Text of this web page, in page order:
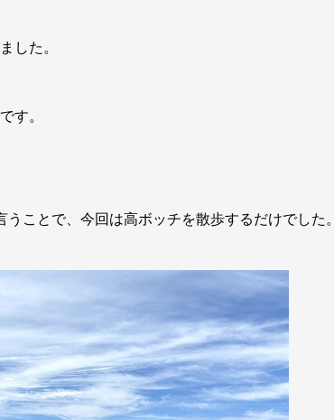
した。
す。
ことで、今回は高ボッチを散歩するだけでした。